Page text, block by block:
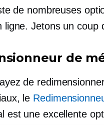
de nombreuses
ligne. Jetons un
de
de
le
est une excellente